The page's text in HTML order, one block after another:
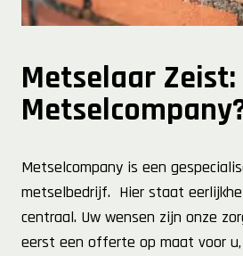
Metselaar
Metselcompany is een
metselbedrijf. Hier staat
centraal. Uw wensen zijn onze
eerst een offerte op maat voor